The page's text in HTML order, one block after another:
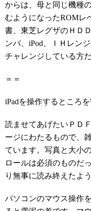
からは、母と同じ機種
むようになったROMレ
書、東芝レグザのＨＤ
ンバ、iPod、ＩＨレン
チャレンジしている方
＝＝
iPadを操作するところを
読ませてあげたいＰＤ
ージにわたるもので、
ています。写真と大小
ロールは必須のものだ
り無事に読み終えたよう
パソコンのマウス操作